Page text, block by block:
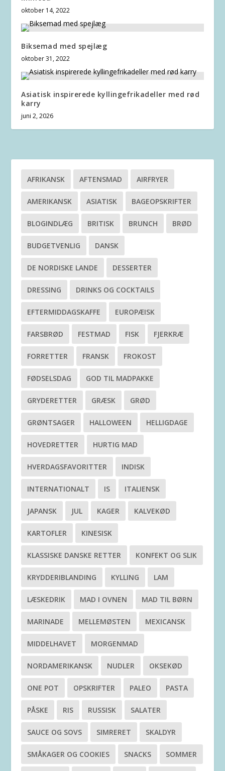
oktober 14, 2022
Biksemad med spejlæg
oktober 31, 2022
Asiatisk inspirerede kyllingefrikadeller med rød
karry
juni 2, 2026
AFRIKANSK AFTENSMAD AIRFRYER
AMERIKANSK ASIATISK BAGEOPSKRIFTER
BLOGINDLÆG BRITISK BRUNCH BRØD
BUDGETVENLIG DANSK
DE NORDISKE LANDE DESSERTER
DRESSING DRINKS OG COCKTAILS
EFTERMIDDAGSKAFFE EUROPÆISK
FARSBRØD FESTMAD FISK FJERKRÆ
FORRETTER FRANSK FROKOST
FØDSELSDAG GOD TIL MADPAKKE
GRYDERETTER GRÆSK GRØD
GRØNTSAGER HALLOWEEN HELLIGDAGE
HOVEDRETTER HURTIG MAD
HVERDAGSFAVORITTER INDISK
INTERNATIONALT IS ITALIENSK
JAPANSK JUL KAGER KALVEKØD
KARTOFLER KINESISK
KLASSISKE DANSKE RETTER KONFEKT OG SLIK
KRYDDERIBLANDING KYLLING LAM
LÆSKEDRIK MAD I OVNEN MAD TIL BØRN
MARINADE MELLEMØSTEN MEXICANSK
MIDDELHAVET MORGENMAD
NORDAMERIKANSK NUDLER OKSEKØD
ONE POT OPSKRIFTER PALEO PASTA
PÅSKE RIS RUSSISK SALATER
SAUCE OG SOVS SIMRERET SKALDYR
SMÅKAGER OG COOKIES SNACKS SOMMER